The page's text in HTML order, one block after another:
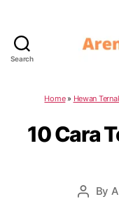
Search
Home» Hewan
10 Cara
Post
By